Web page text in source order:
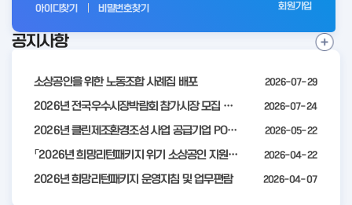
전
아이디찾기 비밀번호찾기 회원가입
공지사항
소상공인을 위한 노동조합 사례집 배포 2026-07-29
2026년 전국우수시장박람회 참가시장 모집 공고 2026-07-24
2026년 클린제조환경조성 사업 공급기업 POOL 안내 2026-05-22
「2026년 희망리턴패키지 위기 소상공인 지원」모집 통합 2차 수정 공고 2026-04-22
2026년 희망리턴패키지 운영지침 및 업무편람 2026-04-07
공